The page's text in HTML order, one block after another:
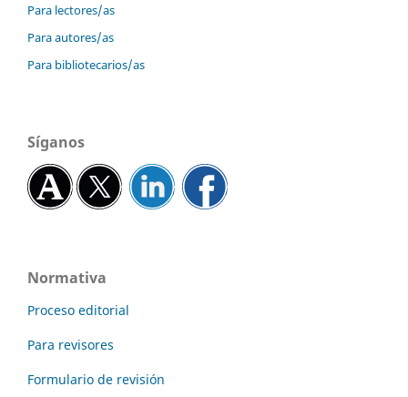
Para lectores/as
Para autores/as
Para bibliotecarios/as
Síganos
Normativa
Proceso editorial
Para revisores
Formulario de revisión